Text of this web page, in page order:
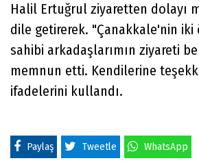
Halil Ertuğrul ziyaretten dolayı
dile getirerek. "Çanakkale'nin iki
sahibi arkadaşlarımın ziyareti
memnun etti. Kendilerine
ifadelerini kullandı.
Paylaş Tweetle WhatsApp